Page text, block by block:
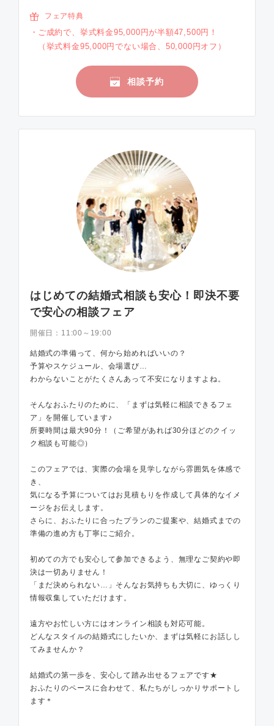
フェア特典
ご成約で、挙式料金95,000円が半額47,500円！
（挙式料金95,000円でない場合、50,000円オフ）
相談予約
はじめての結婚式相談も安心！即決不要
で安心の相談フェア
開催日： 11:00～19:00
結婚式の準備って、何から始めればいいの？
予算やスケジュール、会場選び…
わからないことがたくさんあって不安になりますよね。
そんなおふたりのために、「まずは気軽に相談できるフェ
ア」を開催しています♪
所要時間は最大90分！（ご希望があれば30分ほどのクイッ
ク相談も可能◎）
このフェアでは、実際の会場を見学しながら雰囲気を体感で
き、
気になる予算についてはお見積もりを作成して具体的なイメ
ージをお伝えします。
さらに、おふたりに合ったプランのご提案や、結婚式までの
準備の進め方も丁寧にご紹介。
初めての方でも安心して参加できるよう、無理なご契約や即
決は一切ありません！
「まだ決められない…」そんなお気持ちも大切に、ゆっくり
情報収集していただけます。
遠方やお忙しい方にはオンライン相談も対応可能。
どんなスタイルの結婚式にしたいか、まずは気軽にお話しし
てみませんか？
結婚式の第一歩を、安心して踏み出せるフェアです★
おふたりのペースに合わせて、私たちがしっかりサポートし
ます＊